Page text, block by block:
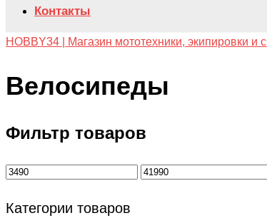
Контакты
HOBBY34 | Магазин мототехники, экипировки и
Велосипеды
Фильтр товаров
Категории товаров